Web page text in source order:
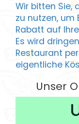
Wir bitten Sie,
zu nutzen, um
Rabatt auf
Es wird
Restaurant
eigentliche
Unser